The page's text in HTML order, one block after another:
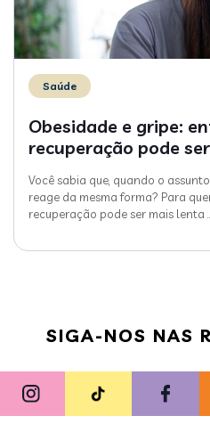
Saúde
Obesidade e gripe:
recuperação pode
Você sabia que, quando o
reage da mesma forma? Para
recuperação pode ser mais lenta
SIGA-NOS NAS